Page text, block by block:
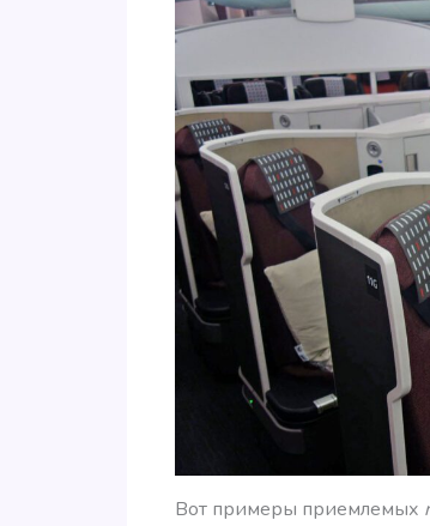
Вот примеры приемлемых